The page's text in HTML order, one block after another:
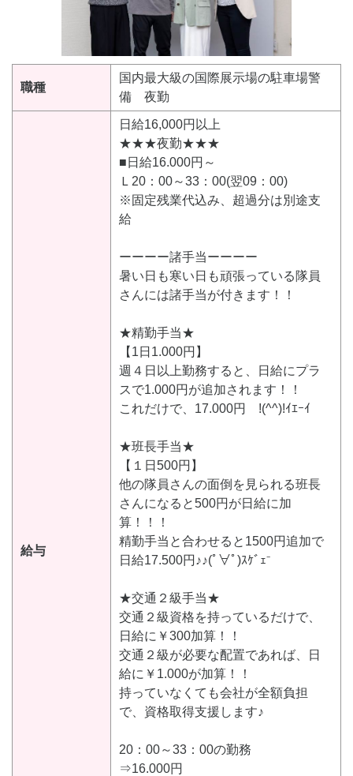
職種
国内最大級の国際展示場の駐車場警
備 夜勤
給与
日給16,000円以上
★★★夜勤★★★
■日給16.000円～
Ｌ20：00～33：00(翌09：00)
※固定残業代込み、超過分は別途支
給
ーーーー諸手当ーーーー
暑い日も寒い日も頑張っている隊員
さんには諸手当が付きます！！
★精勤手当★
【1日1.000円】
週４日以上勤務すると、日給にプラ
スで1.000円が追加されます！！
これだけで、17.000円 !(^^)!ｲｴｰｲ
★班長手当★
【１日500円】
他の隊員さんの面倒を見られる班長
さんになると500円が日給に加
算！！！
精勤手当と合わせると1500円追加で
日給17.500円♪♪(ﾟ∀ﾟ)ｽｹﾞｪ⁻
★交通２級手当★
交通２級資格を持っているだけで、
日給に￥300加算！！
交通２級が必要な配置であれば、日
給に￥1.000が加算！！
持っていなくても会社が全額負担
で、資格取得支援します♪
20：00～33：00の勤務
⇒16.000円